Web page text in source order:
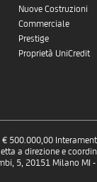
Nuove Costruzioni
Commerciale
Prestige
Proprietà UniCredit
500.000,00
a direzione e
5, 20151 Milano